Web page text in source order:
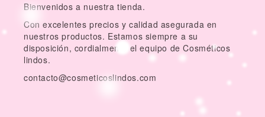
Bienvenidos a nuestra tienda.
Con excelentes precios y calidad asegurada en
nuestros productos. Estamos siempre a su
disposición, cordialmente el equipo de Cosméticos
lindos.
contacto@cosmeticoslindos.com